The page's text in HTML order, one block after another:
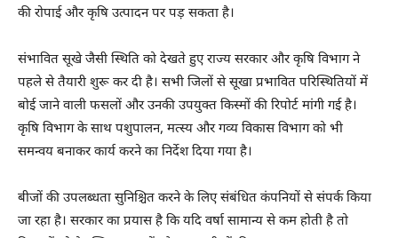
की रोपाई और कृषि उत्पादन पर पड़ सकता है।
संभावित सूखे जैसी स्थिति को देखते हुए राज्य सरकार और कृषि विभाग ने
पहले से तैयारी शुरू कर दी है। सभी जिलों से सूखा प्रभावित परिस्थितियों में
बोई जाने वाली फसलों और उनकी उपयुक्त किस्मों की रिपोर्ट मांगी गई है।
कृषि विभाग के साथ पशुपालन, मत्स्य और गव्य विकास विभाग को भी
समन्वय बनाकर कार्य करने का निर्देश दिया गया है।
बीजों की उपलब्धता सुनिश्चित करने के लिए संबंधित कंपनियों से संपर्क किया
जा रहा है। सरकार का प्रयास है कि यदि वर्षा सामान्य से कम होती है तो